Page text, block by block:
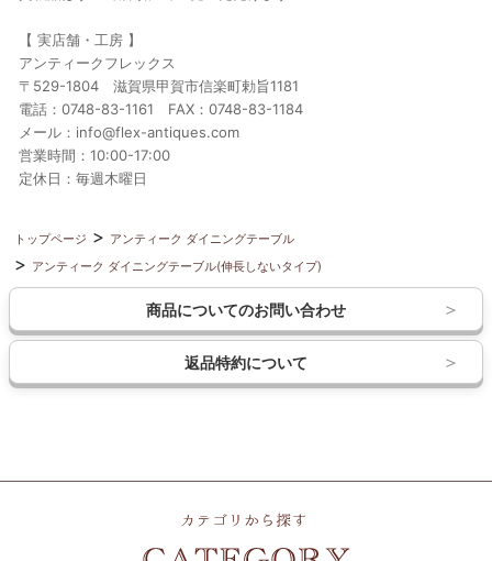
【 実店舗・工房 】
アンティークフレックス
〒529-1804 滋賀県甲賀市信楽町勅旨1181
電話：0748-83-1161 FAX：0748-83-1184
メール：info@flex-antiques.com
営業時間：10:00-17:00
定休日：毎週木曜日
トップページ
アンティーク ダイニングテーブル
アンティーク ダイニングテーブル(伸長しないタイプ)
商品についてのお問い合わせ
返品特約について